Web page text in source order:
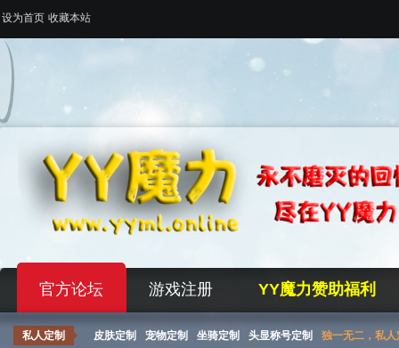
设为首页 收藏本站
官方论坛 游戏注册 YY魔力赞助福利
私人定制 皮肤定制 宠物定制 坐骑定制 头显称号定制 独一无二，私人